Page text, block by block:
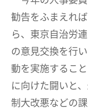
勧告をふまえれ
ら、東京自治労
の意見交換を行
動を実施するこ
に向けた闘いと
制大改悪などの